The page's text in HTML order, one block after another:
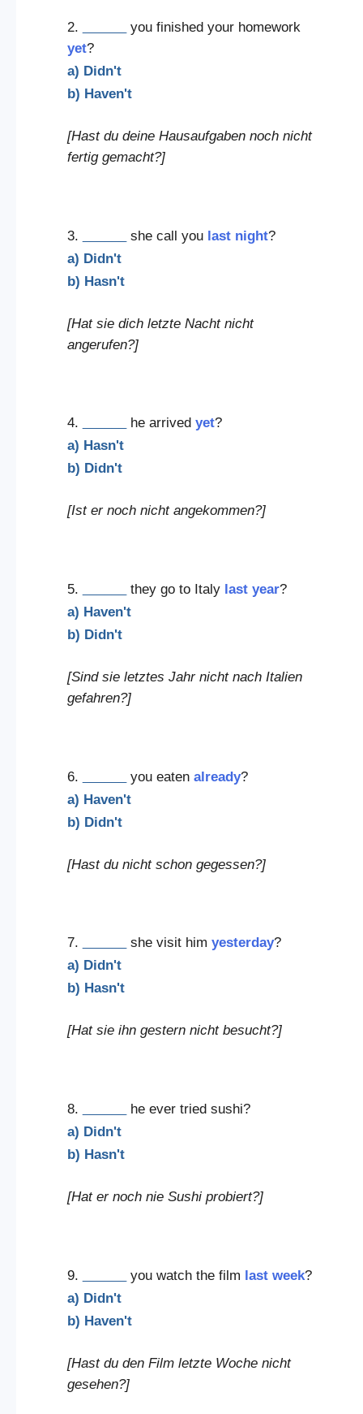
2.
you finished your homework
yet?
a) Didn't
b) Haven't
[Hast du deine Hausaufgaben noch nicht
fertig gemacht?]
3. she call you last night?
a) Didn't
b) Hasn't
[Hat sie dich letzte Nacht nicht
angerufen?]
4. he arrived yet?
a) Hasn't
b) Didn't
[Ist er noch nicht angekommen?]
5. they go to Italy last year?
a) Haven't
b) Didn't
[Sind sie letztes Jahr nicht nach Italien
gefahren?]
6. you eaten already?
a) Haven't
b) Didn't
[Hast du nicht schon gegessen?]
7. she visit him yesterday?
a) Didn't
b) Hasn't
[Hat sie ihn gestern nicht besucht?]
8.
he ever tried sushi?
a) Didn't
b) Hasn't
[Hat er noch nie Sushi probiert?]
9. you watch the film last week?
a) Didn't
b) Haven't
[Hast du den Film letzte Woche nicht
gesehen?]